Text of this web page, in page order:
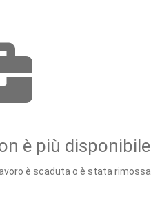
è più disponibile
è scaduta o è stata rimossa.